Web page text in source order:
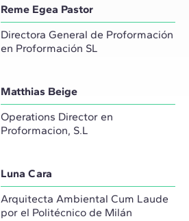
Reme Egea Pastor
Directora General de Proformación
en Proformación SL
Matthias Beige
Operations Director en
Proformacion, S.L
Luna Cara
Arquitecta Ambiental Cum Laude
por el Politécnico de Milán